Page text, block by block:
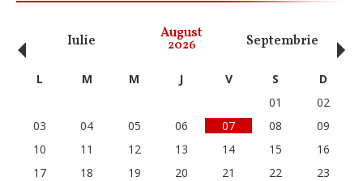
Iulie August
2026 Septembrie
‹ L M M J V S
D
01
02
03
04 05 06 07 08
09
10
11 12 13 14 15
16
17
18 19 20 21 22
23